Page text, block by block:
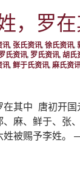
，罗
讯, 张氏资讯, 徐氏资讯,
氏资讯, 罗氏资讯, 胡氏
讯, 鲜于氏资讯, 麻氏资
其中 唐初开国
麻、鲜于、张
姓被赐予李姓。